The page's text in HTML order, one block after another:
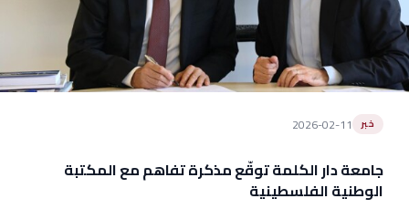
خبر 2026-02-11
جامعة دار الكلمة توقّع مذكرة تفاهم مع المكتبة
الوطنية الفلسطينية